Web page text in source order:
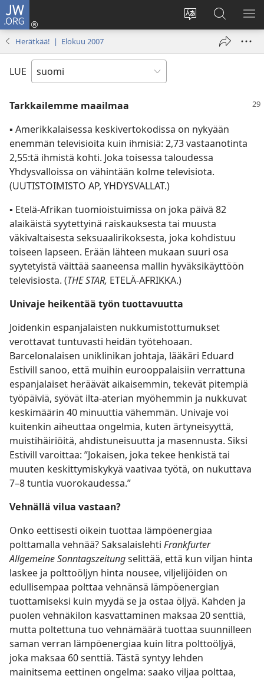
JW.ORG
Vaihda
sivuston
Kirjaudu
(avaa
Hae
JW.ORG-
sivustolta
Herätkää! | Elokuu 2007
LUE
Tarkkailemme maailmaa
▪ Amerikkalaisessa keskivertokodissa on nykyään
enemmän televisioita kuin ihmisiä: 2,73 vastaanotinta
2,55:tä ihmistä kohti. Joka toisessa taloudessa
Yhdysvalloissa on vähintään kolme televisiota.
(UUTISTOIMISTO AP, YHDYSVALLAT.)
▪ Etelä-Afrikan tuomioistuimissa on joka päivä 82
alaikäistä syytettyinä raiskauksesta tai muusta
väkivaltaisesta seksuaalirikoksesta, joka kohdistuu
toiseen lapseen. Erään lähteen mukaan suuri osa
syytetyistä väittää saaneensa mallin hyväksikäyttöön
televisiosta. (THE STAR, ETELÄ-AFRIKKA.)
Univaje heikentää työn tuottavuutta
Joidenkin espanjalaisten nukkumistottumukset
verottavat tuntuvasti heidän työtehoaan.
Barcelonalaisen uniklinikan johtaja, lääkäri Eduard
Estivill sanoo, että muihin eurooppalaisiin verrattuna
espanjalaiset heräävät aikaisemmin, tekevät pitempiä
työpäiviä, syövät ilta-aterian myöhemmin ja nukkuvat
keskimäärin 40 minuuttia vähemmän. Univaje voi
kuitenkin aiheuttaa ongelmia, kuten ärtyneisyyttä,
muistihäiriöitä, ahdistuneisuutta ja masennusta. Siksi
Estivill varoittaa: ”Jokaisen, joka tekee henkistä tai
muuten keskittymiskykyä vaativaa työtä, on nukuttava
7–8 tuntia vuorokaudessa.”
Vehnällä vilua vastaan?
Onko eettisesti oikein tuottaa lämpöenergiaa
polttamalla vehnää? Saksalaislehti Frankfurter
Allgemeine Sonntagszeitungselittää, että kun viljan hinta
laskee ja polttoöljyn hinta nousee, viljelijöiden on
edullisempaa polttaa vehnänsä lämpöenergian
tuottamiseksi kuin myydä se ja ostaa öljyä. Kahden ja
puolen vehnäkilon kasvattaminen maksaa 20 senttiä,
mutta poltettuna tuo vehnämäärä tuottaa suunnilleen
saman verran lämpöenergiaa kuin litra polttoöljyä,
joka maksaa 60 senttiä. Tästä syntyy lehden
mainitsema eettinen ongelma: saako viljaa polttaa,